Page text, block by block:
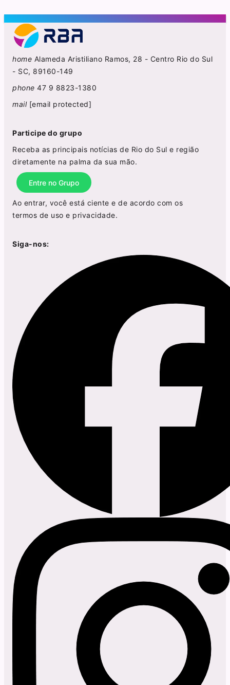
home Alameda Aristiliano Ramos, 28 - Centro Rio do Sul
- SC, 89160-149
phone 47 9 8823-1380
mail [email protected]
Participe do grupo
Receba as principais notícias de Rio do Sul e região
diretamente na palma da sua mão.
Entre no Grupo
Ao entrar, você está ciente e de acordo com os
termos de uso e privacidade.
Siga-nos: